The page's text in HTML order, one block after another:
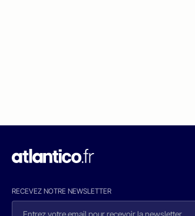
RECEVEZ NOTRE NEWSLETTER